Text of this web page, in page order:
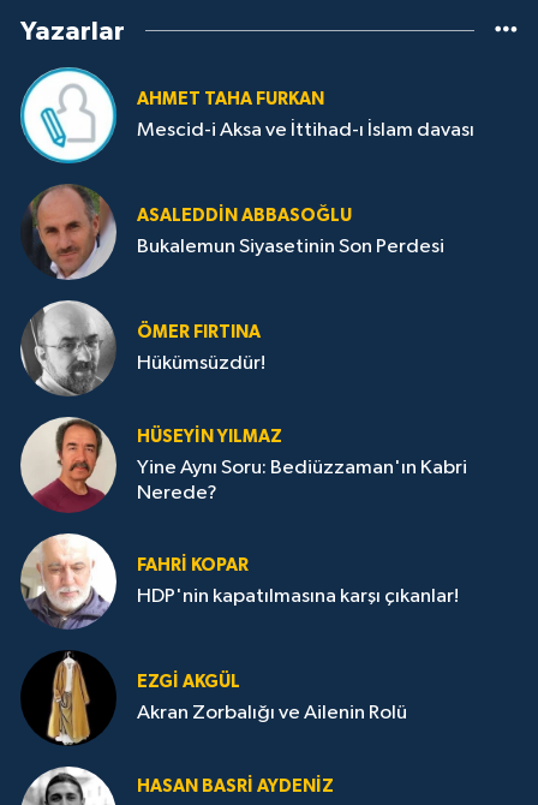
Yazarlar
AHMET TAHA FURKAN
Mescid-i Aksa ve İttihad-ı İslam davası
ASALEDDIN ABBASOĞLU
Bukalemun Siyasetinin Son Perdesi
ÖMER FIRTINA
Hükümsüzdür!
HÜSEYIN YILMAZ
Yine Aynı Soru: Bediüzzaman'ın Kabri
Nerede?
FAHRI KOPAR
HDP'nin kapatılmasına karşı çıkanlar!
EZGI AKGÜL
Akran Zorbalığı ve Ailenin Rolü
HASAN BASRI AYDENIZ